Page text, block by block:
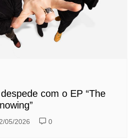
com o EP “The
05/2026 0